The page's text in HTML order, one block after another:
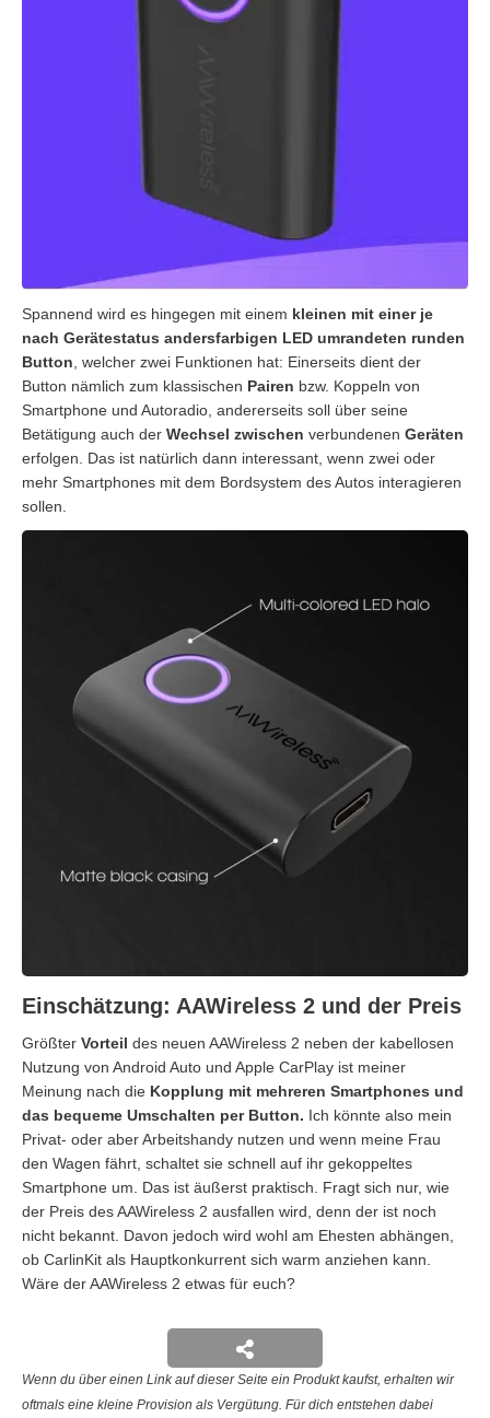
Spannend wird es hingegen mit einem kleinen mit einer je
nach Gerätestatus andersfarbigen LED umrandeten runden
Button , welcher zwei Funktionen hat: Einerseits dient der
Button nämlich zum klassischen Pairen bzw. Koppeln von
Smartphone und Autoradio, andererseits soll über seine
Betätigung auch der Wechsel zwischen verbundenen Geräten
erfolgen. Das ist natürlich dann interessant, wenn zwei oder
mehr Smartphones mit dem Bordsystem des Autos interagieren
sollen.
Einschätzung: AAWireless 2 und der Preis
Größter Vorteil des neuen AAWireless 2 neben der kabellosen
Nutzung von Android Auto und Apple CarPlay ist meiner
Meinung nach die Kopplung mit mehreren Smartphones und
das bequeme Umschalten per Button. Ich könnte also mein
Privat- oder aber Arbeitshandy nutzen und wenn meine Frau
den Wagen fährt, schaltet sie schnell auf ihr gekoppeltes
Smartphone um. Das ist äußerst praktisch. Fragt sich nur, wie
der Preis des AAWireless 2 ausfallen wird, denn der ist noch
nicht bekannt. Davon jedoch wird wohl am Ehesten abhängen,
ob CarlinKit als Hauptkonkurrent sich warm anziehen kann.
Wäre der AAWireless 2 etwas für euch?
Wenn du über einen Link auf dieser Seite ein Produkt kaufst, erhalten wir
oftmals eine kleine Provision als Vergütung. Für dich entstehen dabei